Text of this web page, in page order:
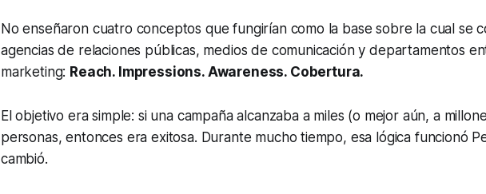
No enseñaron cuatro conceptos que fungirían como la base sobre la cual se
agencias de relaciones públicas, medios de comunicación y departamentos
marketing: Reach. Impressions. Awareness. Cobertura.
El objetivo era simple: si una campaña alcanzaba a miles (o mejor aún, a
personas, entonces era exitosa. Durante mucho tiempo, esa lógica funcionó
cambió.